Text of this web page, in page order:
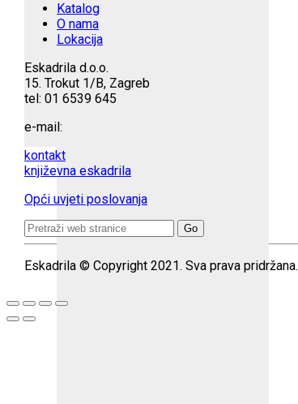
Katalog
O nama
Lokacija
Eskadrila d.o.o.
15. Trokut 1/B, Zagreb
tel: 01 6539 645
e-mail:
kontakt
književna eskadrila
Opći uvjeti poslovanja
Search
for:
Eskadrila © Copyright 2021. Sva prava pridržana.